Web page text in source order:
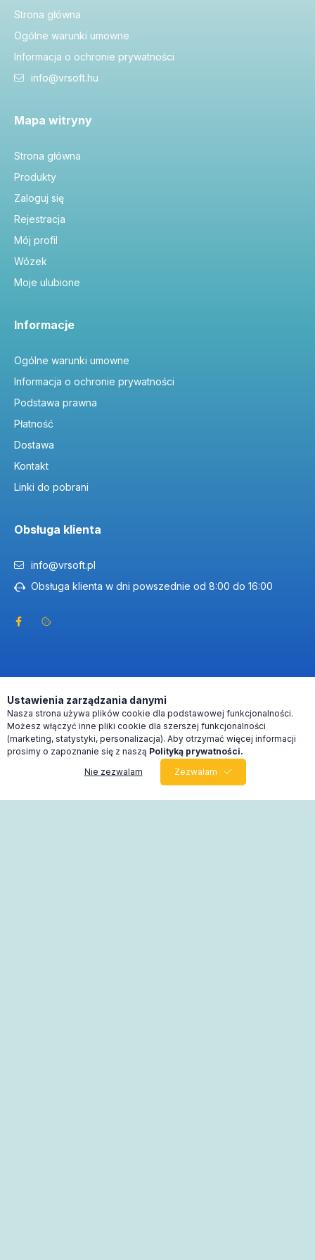
Strona główna
Ogólne warunki umowne
Informacja o ochronie prywatności
info@vrsoft.hu
Mapa witryny
Strona główna
Produkty
Zaloguj się
Rejestracja
Mój profil
Wózek
Moje ulubione
Informacje
Ogólne warunki umowne
Informacja o ochronie prywatności
Podstawa prawna
Płatność
Dostawa
Kontakt
Linki do pobrani
Obsługa klienta
info@vrsoft.pl
Obsługa klienta w dni powszednie od 8:00 do 16:00
0
Ustawienia zarządzania danymi
Nasza strona używa plików cookie dla podstawowej funkcjonalności.
Możesz włączyć inne pliki cookie dla szerszej funkcjonalności
(marketing, statystyki, personalizacja). Aby otrzymać więcej informacji
prosimy o zapoznanie się z naszą Polityką prywatności.
Nie zezwalam
Zezwalam